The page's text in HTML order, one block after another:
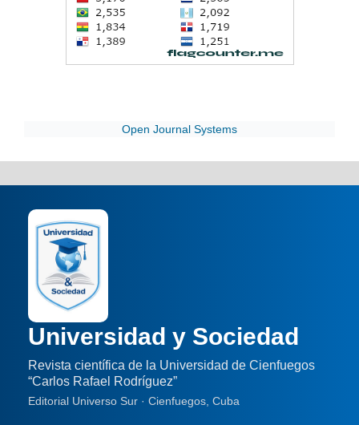
Open Journal Systems
Universidad y Sociedad
Revista científica de la Universidad de Cienfuegos
“Carlos Rafael Rodríguez”
Editorial Universo Sur · Cienfuegos, Cuba